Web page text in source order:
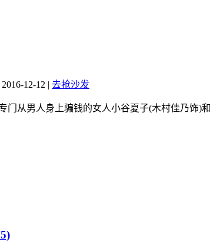
12-12 | 去抢沙发
门从男人身上骗钱的女人小谷夏子(木村佳乃饰)